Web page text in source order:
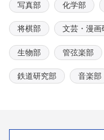
写真部 化学部
将棋部 文芸・漫画
生物部 管弦楽部
鉄道研究部 音楽部